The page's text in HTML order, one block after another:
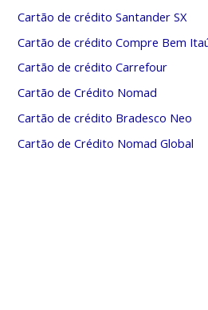
Cartão de crédito Santander SX
Cartão de crédito Compre Bem
Cartão de crédito Carrefour
Cartão de Crédito Nomad
Cartão de crédito Bradesco Neo
Cartão de Crédito Nomad Global